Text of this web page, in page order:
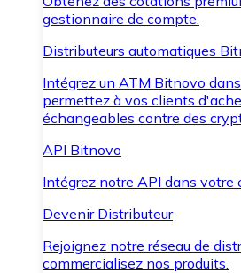
gestionnaire de compte.
Distributeurs automatiques
Intégrez un ATM Bitnovo
permettez à vos clients
échangeables contre des
API Bitnovo
Intégrez notre API dans votre
Devenir Distributeur
Rejoignez notre réseau de
commercialisez nos produits.